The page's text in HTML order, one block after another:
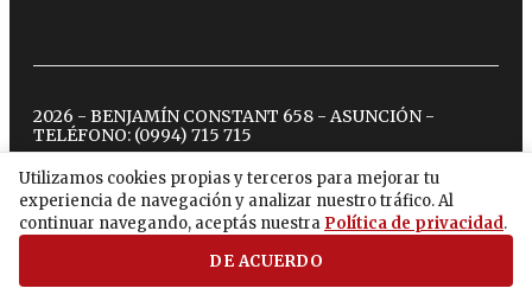
Utilizamos cookies propias y terceros para mejorar tu
experiencia de navegación y analizar nuestro tráfico. Al
continuar navegando, aceptás nuestra Política de privacidad.
DE ACUERDO
2026 - BENJAMÍN CONSTANT 658 - ASUNCIÓN -
TELÉFONO: (0994) 715 715
twitterinstagram
facebook
tiktokyoutubespotify